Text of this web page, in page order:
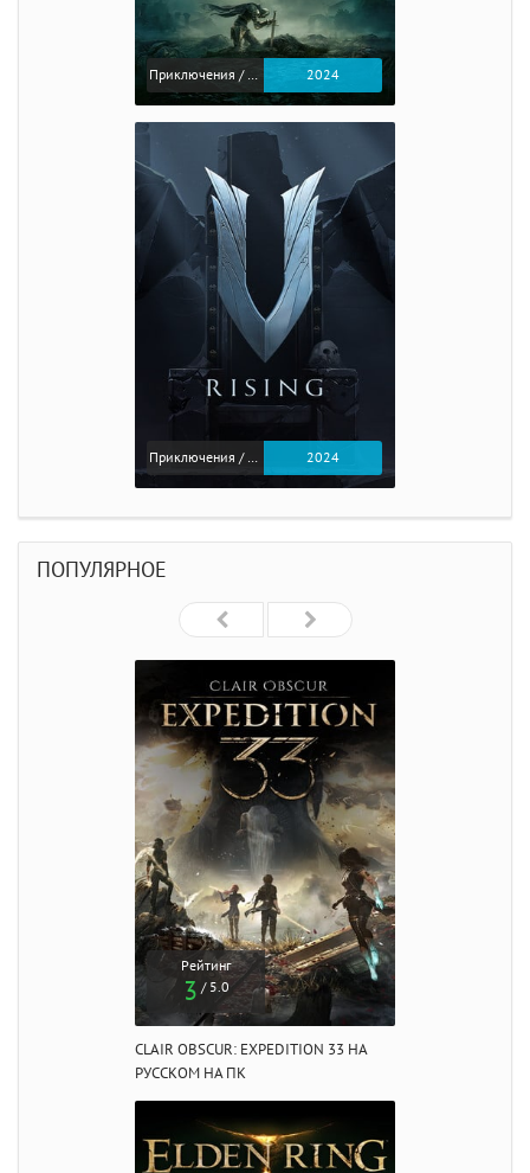
Приключения / Экшен / Ролевые 2024
Приключения / Экшен 2024
ПОПУЛЯРНОЕ
Рейтинг
3 / 5.0
CLAIR OBSCUR: EXPEDITION 33 НА
РУССКОМ НА ПК